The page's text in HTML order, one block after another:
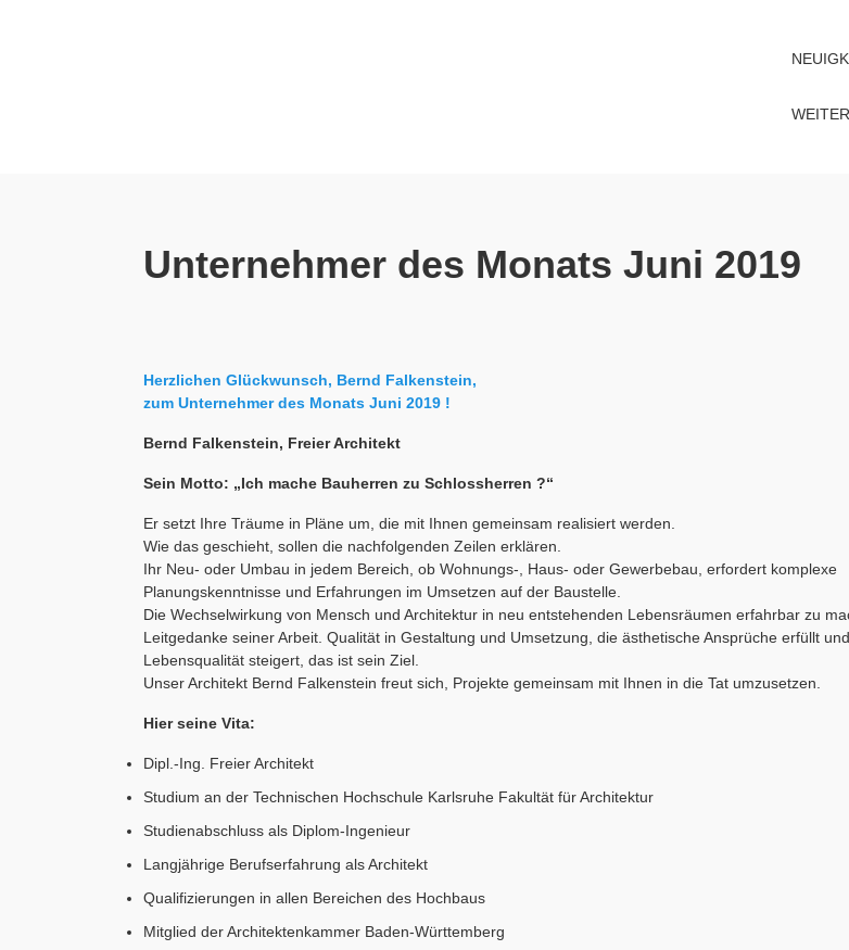
Unternehmer des Monats Juni 2019
Herzlichen Glückwunsch, Bernd Falkenstein,
zum Unternehmer des Monats Juni 2019 !
Bernd Falkenstein, Freier Architekt
Sein Motto: „Ich mache Bauherren zu Schlossherren ?“
Er setzt Ihre Träume in Pläne um, die mit Ihnen gemeinsam realisiert werden.
Wie das geschieht, sollen die nachfolgenden Zeilen erklären.
Ihr Neu- oder Umbau in jedem Bereich, ob Wohnungs-, Haus- oder Gewerbebau, erfordert komplexe
Planungskenntnisse und Erfahrungen im Umsetzen auf der Baustelle.
Die Wechselwirkung von Mensch und Architektur in neu entstehenden Lebensräumen erfahrbar zu
Leitgedanke seiner Arbeit. Qualität in Gestaltung und Umsetzung, die ästhetische Ansprüche erfüllt
Lebensqualität steigert, das ist sein Ziel.
Unser Architekt Bernd Falkenstein freut sich, Projekte gemeinsam mit Ihnen in die Tat umzusetzen.
Hier seine Vita:
Dipl.-Ing. Freier Architekt
Studium an der Technischen Hochschule Karlsruhe Fakultät für Architektur
Studienabschluss als Diplom-Ingenieur
Langjährige Berufserfahrung als Architekt
Qualifizierungen in allen Bereichen des Hochbaus
Mitglied der Architektenkammer Baden-Württemberg